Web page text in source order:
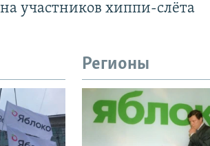
участников хиппи-слёта
Регионы